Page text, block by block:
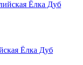
Ёлка Дуб